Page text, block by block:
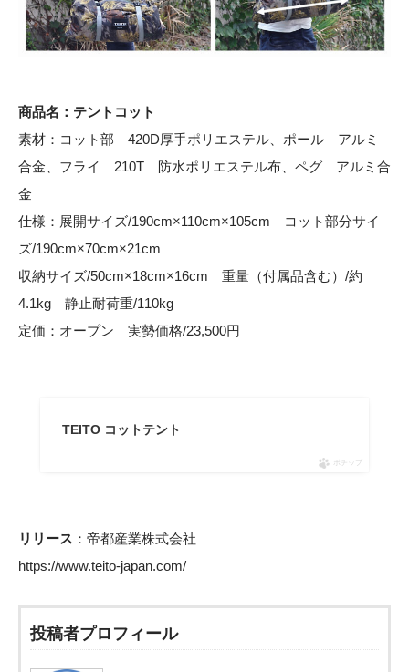
商品名：テントコット
素材：コット部 420D厚手ポリエステル、ポール アルミ
合金、フライ 210T 防水ポリエステル布、ペグ アルミ合
金
仕様：展開サイズ/190cm×110cm×105cm コット部分サイ
ズ/190cm×70cm×21cm
収納サイズ/50cm×18cm×16cm 重量（付属品含む）/約
4.1kg 静止耐荷重/110kg
定価：オープン 実勢価格/23,500円
TEITO コットテント
ポチップ
リリース ：帝都産業株式会社
https://www.teito-japan.com/
投稿者プロフィール